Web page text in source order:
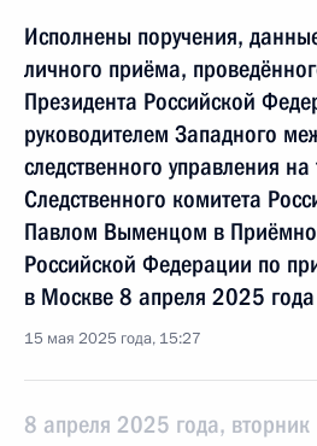
Исполнены поручения,
личного приёма,
Президента Российской
руководителем Западного
следственного управления на
Следственного комитета
Павлом Выменцом в
Российской Федерации по
в Москве 8 апреля 2025 года
15 мая 2025 года, 15:27
8 апреля 2025 года, вторник